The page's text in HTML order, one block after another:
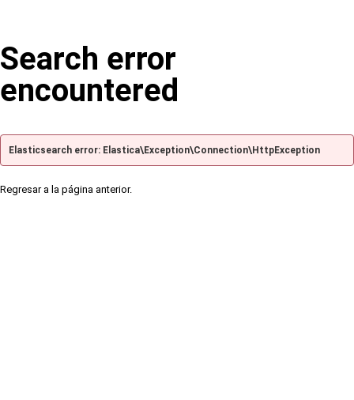
Search error
encountered
Elasticsearch error: Elastica\Exception\Connection\HttpException
Regresar a la página anterior.